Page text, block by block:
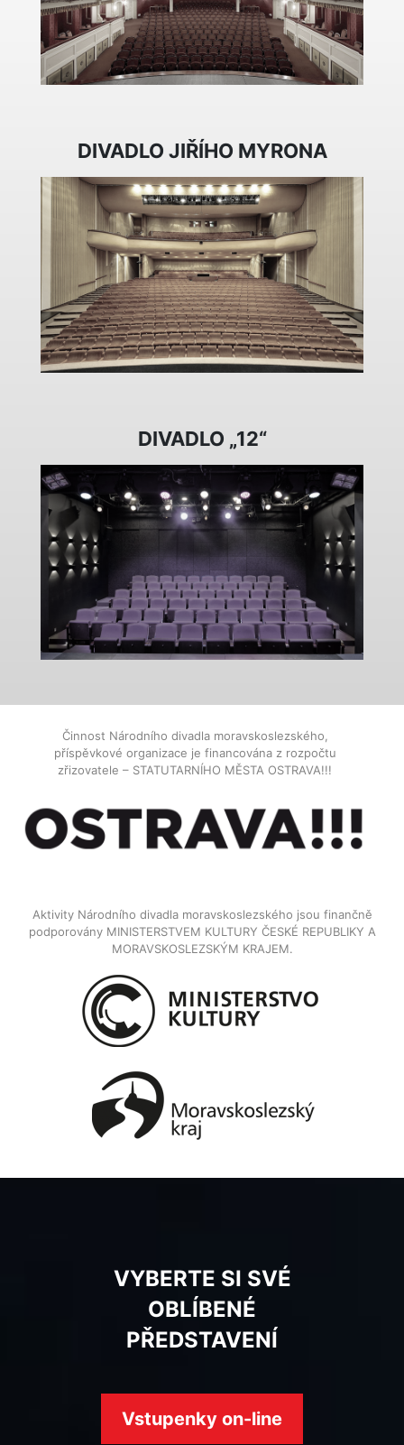
DIVADLO JIŘÍHO MYRONA
DIVADLO „12“
Činnost Národního divadla moravskoslezského,
příspěvkové organizace je financována z rozpočtu
zřizovatele – STATUTARNÍHO MĚSTA OSTRAVA!!!
Aktivity Národního divadla moravskoslezského jsou finančně
podporovány MINISTERSTVEM KULTURY ČESKÉ REPUBLIKY A
MORAVSKOSLEZSKÝM KRAJEM.
VYBERTE SI SVÉ
OBLÍBENÉ
PŘEDSTAVENÍ
Vstupenky on-line